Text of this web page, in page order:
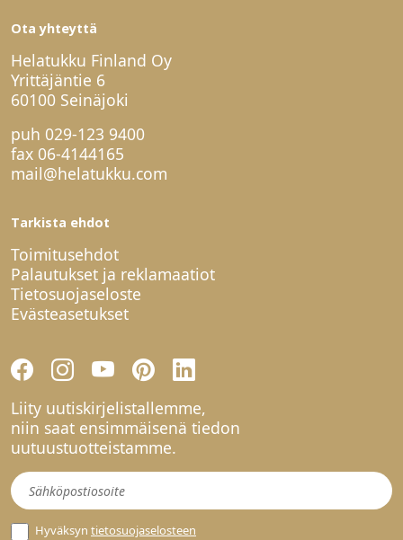
Ota yhteyttä
Helatukku Finland Oy
Yrittäjäntie 6
60100 Seinäjoki
puh 029-123 9400
fax 06-4144165
mail@helatukku.com
Tarkista ehdot
Toimitusehdot
Palautukset ja reklamaatiot
Tietosuojaseloste
Evästeasetukset
Liity uutiskirjelistallemme,
niin saat ensimmäisenä tiedon
uutuustuotteistamme.
Uutiskirje
Hyväksyn tietosuojaselosteen